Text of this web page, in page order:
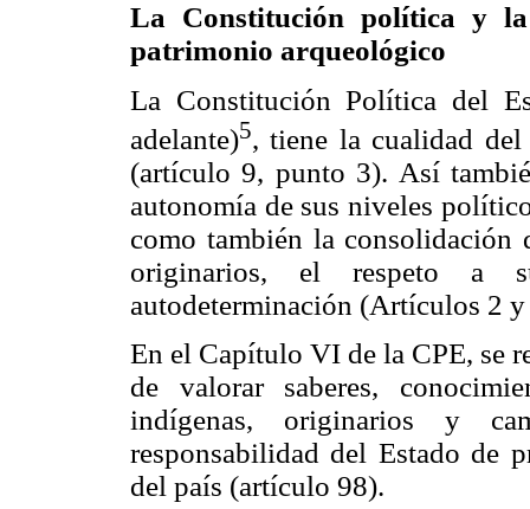
La Constitución política y la
patrimonio arqueológico
La Constitución Política del
adelante)5, tiene la cualidad
(artículo 9, punto 3). Así
autonomía de sus niveles
como también la
originarios, el respeto a
autodeterminación (Artículos 2
En el Capítulo VI de la CPE, se
de valorar saberes,
indígenas, originarios y
responsabilidad del Estado de
del país (artículo 98).